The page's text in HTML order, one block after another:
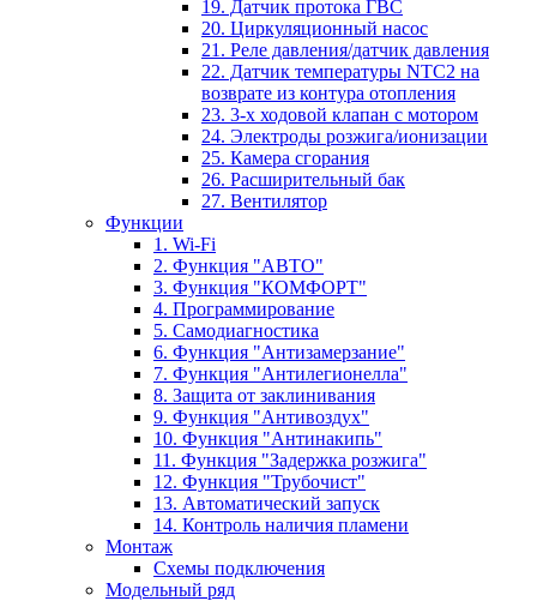
19. Датчик протока ГВС
20. Циркуляционный насос
21. Реле давления/датчик давления
22. Датчик температуры NTC2 на
возврате из контура отопления
23. 3-х ходовой клапан с мотором
24. Электроды розжига/ионизации
25. Камера сгорания
26. Расширительный бак
27. Вентилятор
Функции
1. Wi-Fi
2. Функция "АВТО"
3. Функция "КОМФОРТ"
4. Программирование
5. Самодиагностика
6. Функция "Антизамерзание"
7. Функция "Антилегионелла"
8. Защита от заклинивания
9. Функция "Антивоздух"
10. Функция "Антинакипь"
11. Функция "Задержка розжига"
12. Функция "Трубочист"
13. Автоматический запуск
14. Контроль наличия пламени
Монтаж
Схемы подключения
Модельный ряд